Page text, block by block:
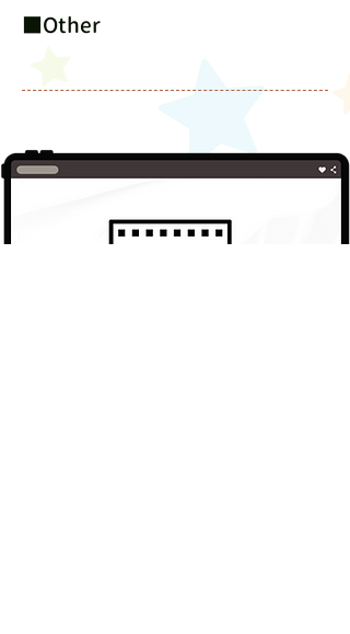
​■Other